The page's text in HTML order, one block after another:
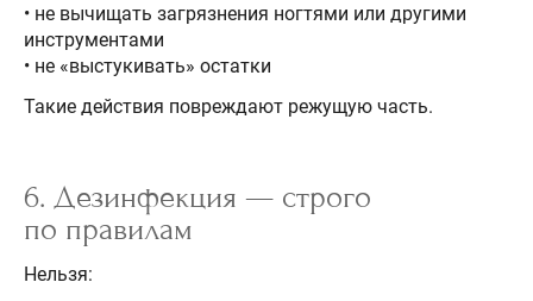
• не вычищать загрязнения ногтями или другими
инструментами
• не «выстукивать» остатки
Такие действия повреждают режущую часть.
6. Дезинфекция — строго
по правилам
Нельзя: